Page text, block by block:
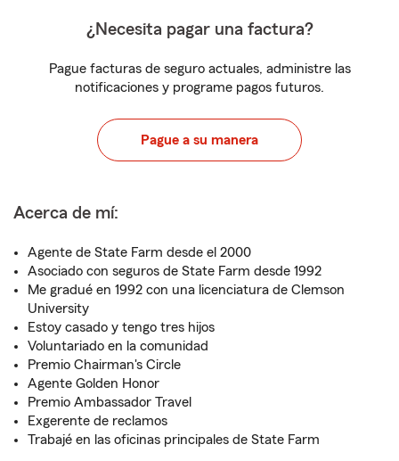
¿Necesita pagar una factura?
Pague facturas de seguro actuales, administre las
notificaciones y programe pagos futuros.
Pague a su manera
Acerca de mí:
Agente de State Farm desde el 2000
Asociado con seguros de State Farm desde 1992
Me gradué en 1992 con una licenciatura de Clemson
University
Estoy casado y tengo tres hijos
Voluntariado en la comunidad
Premio Chairman's Circle
Agente Golden Honor
Premio Ambassador Travel
Exgerente de reclamos
Trabajé en las oficinas principales de State Farm